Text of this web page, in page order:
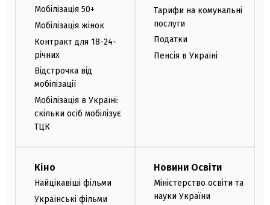
Мобілізація 50+
Мобілізація жінок
Контракт для 18-24-
річних
Відстрочка від
мобілізації
Мобілізація в Україні:
скільки осіб мобілізує
ТЦК
Тарифи на комунальні
послуги
Податки
Пенсія в Україні
Кіно
Найцікавіші фільми
Українські фільми
Новини Освіти
Міністерство освіти та
науки України